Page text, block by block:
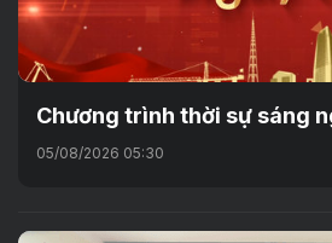
Chương trình thời sự sáng
05/08/2026 05:30